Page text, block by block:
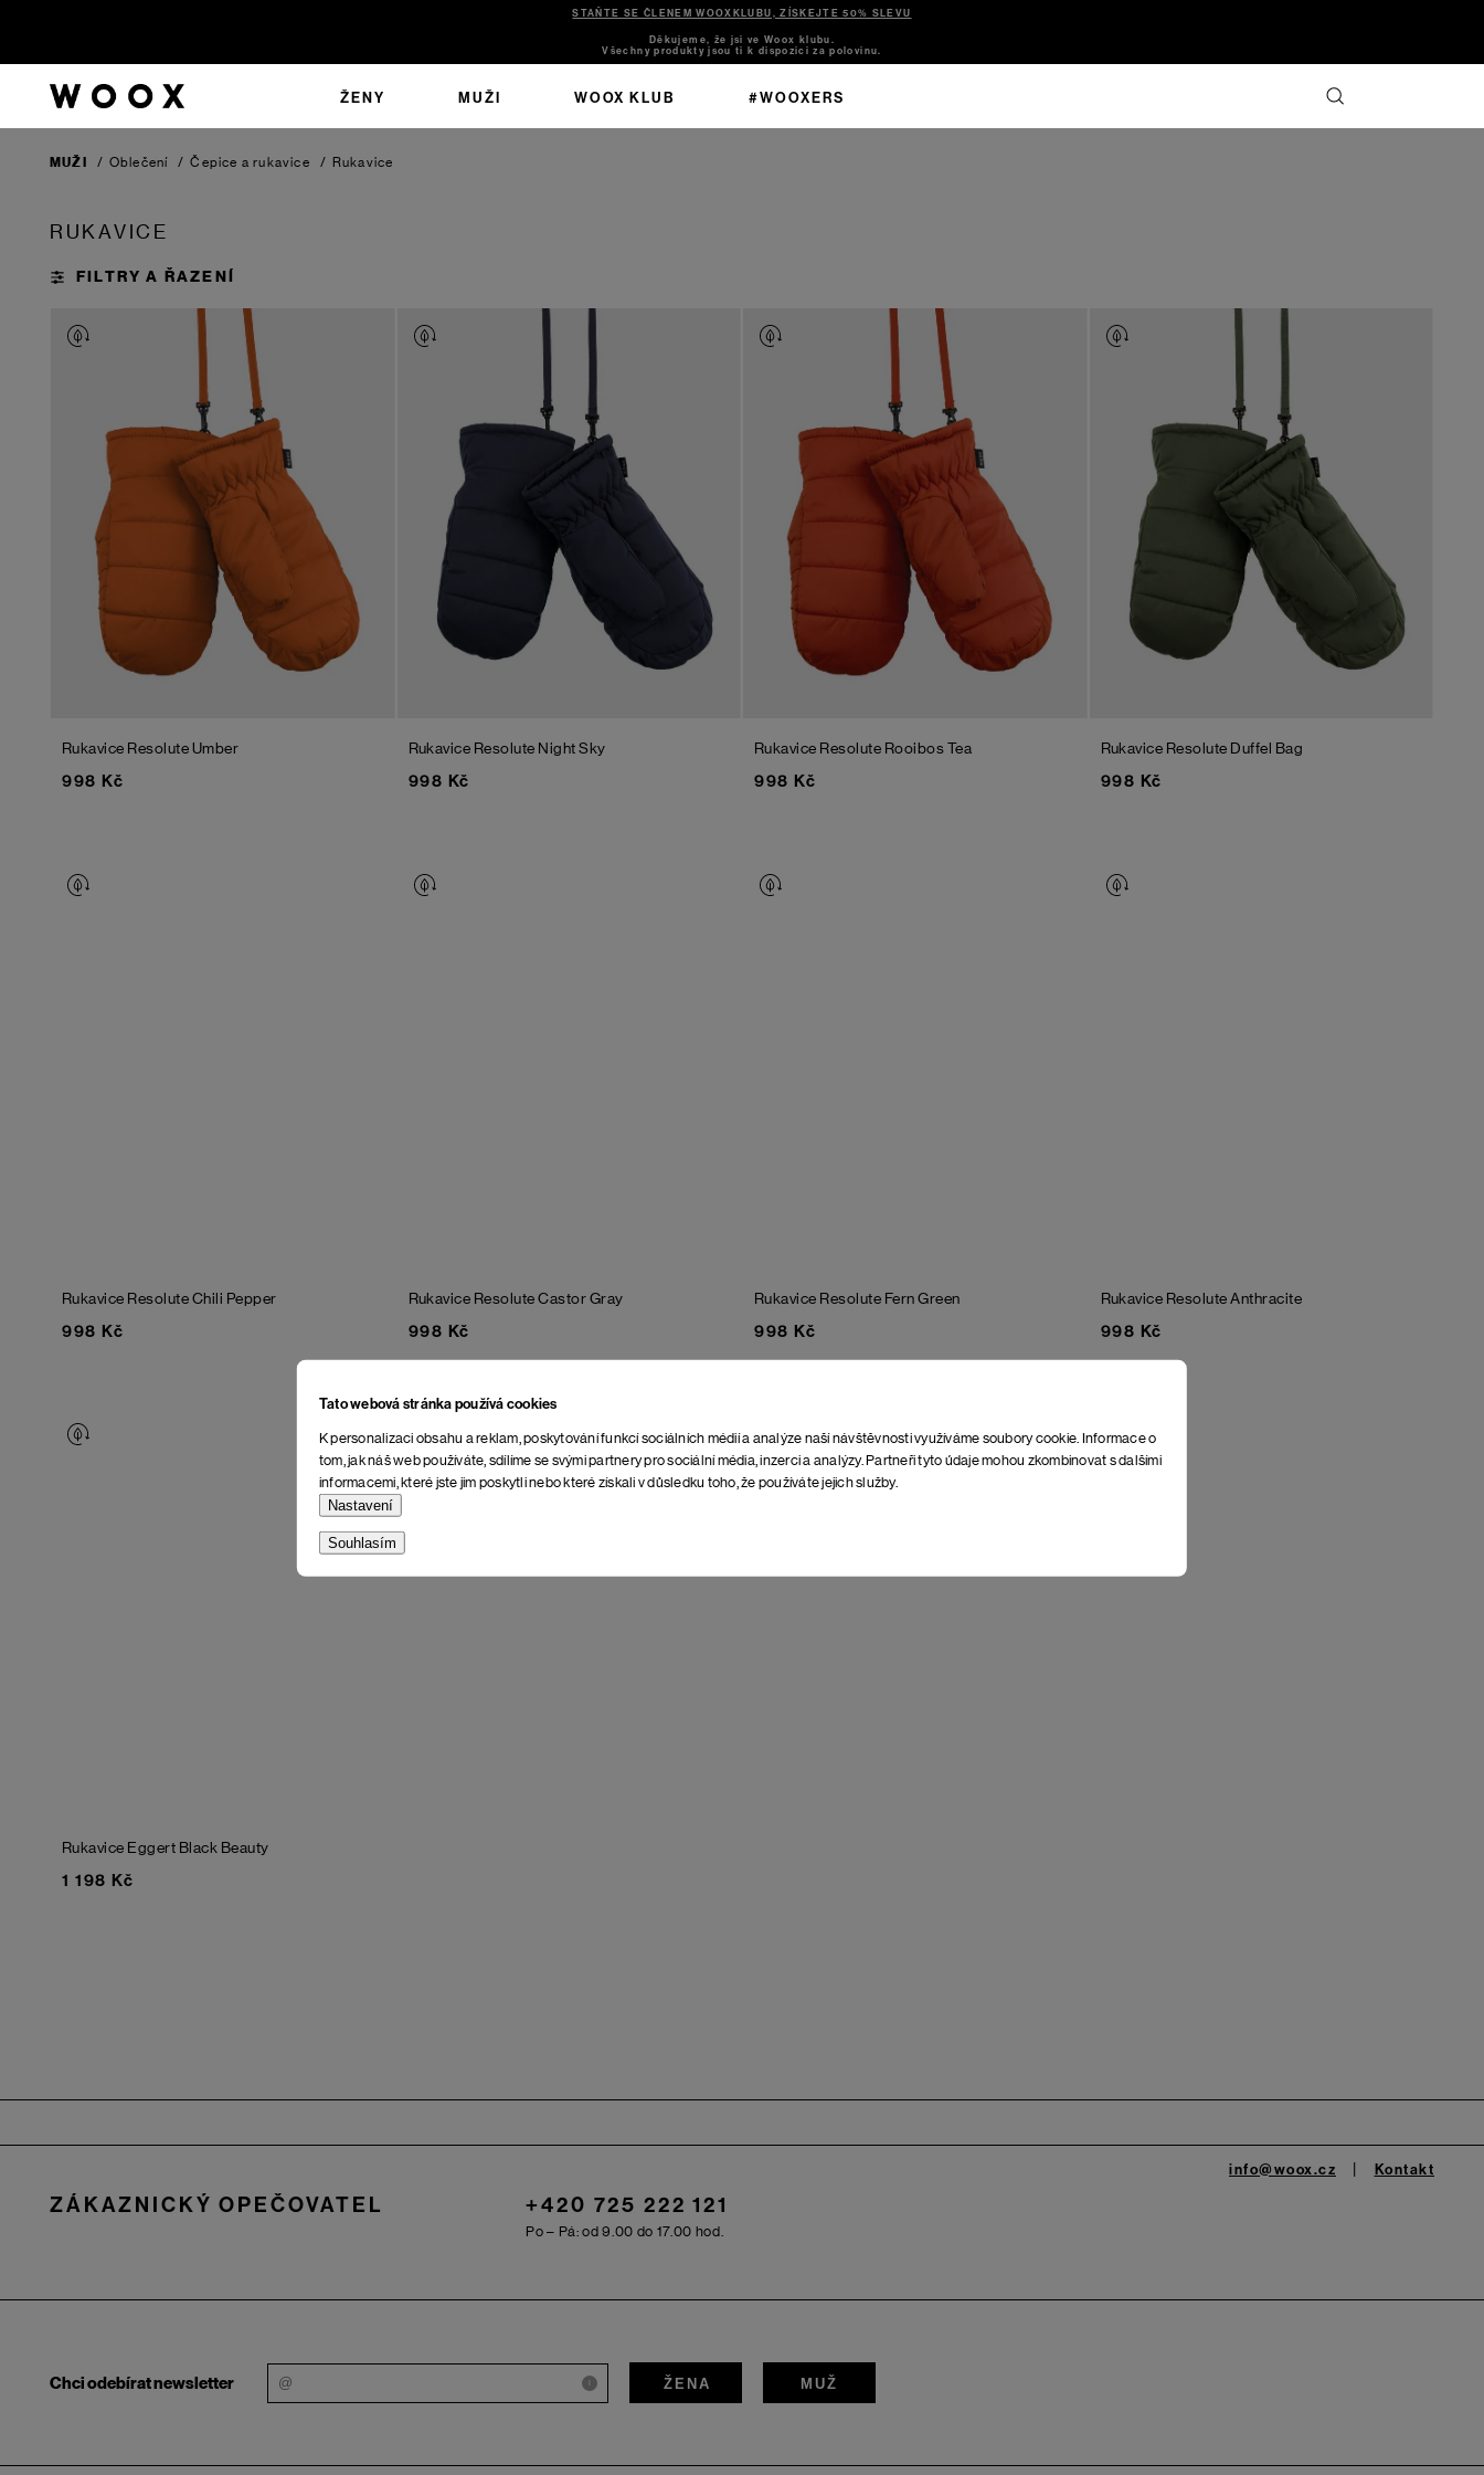
Tato webová stránka používá cookies
K personalizaci obsahu a reklam, poskytování funkcí sociálních médií a analýze naší návštěvnosti využíváme soubory cookie. Informace o
tom, jak náš web používáte, sdílíme se svými partnery pro sociální média, inzerci a analýzy. Partneři tyto údaje mohou zkombinovat s dalšími
informacemi, které jste jim poskytli nebo které získali v důsledku toho, že používáte jejich služby.
Nastavení
Souhlasím
STAŇTE SE ČLENEM WOOXKLUBU, ZÍSKEJTE 50% SLEVU
Děkujeme, že jsi ve Woox klubu.
Všechny produkty jsou ti k dispozici za polovinu.
ŽENY MUŽI WOOX KLUB #WOOXERS
MUŽI / Oblečení / Čepice a rukavice / Rukavice
RUKAVICE
Rukavice ResoluteUmber
998 Kč
Rukavice Resolute Night Sky
998 Kč
Rukavice Resolute Rooibos Tea
998 Kč
Rukavice Resolute Duffel Bag
998 Kč
Rukavice ResoluteChili Pepper
998 Kč
Rukavice ResoluteCastor Gray
998 Kč
Rukavice Resolute Fern Green
998 Kč
Rukavice ResoluteAnthracite
998 Kč
Rukavice Eggert Black Beauty
1 198 Kč
ZÁKAZNICKÝ OPEČOVATEL +420 725 222 121
Po – Pá: od 9.00 do 17.00 hod.
info@woox.cz Kontakt
Chci odebírat newsletter i ŽENA MUŽ